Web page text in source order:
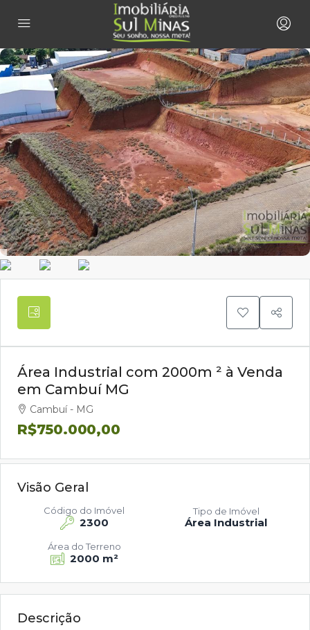
Área Industrial com 2000m ² à Venda
em Cambuí MG
Cambuí - MG
R$750.000,00
Visão Geral
2300
Código do Imóvel
Área Industrial
Tipo de Imóvel
2000 m²
Área do Terreno
Descrição